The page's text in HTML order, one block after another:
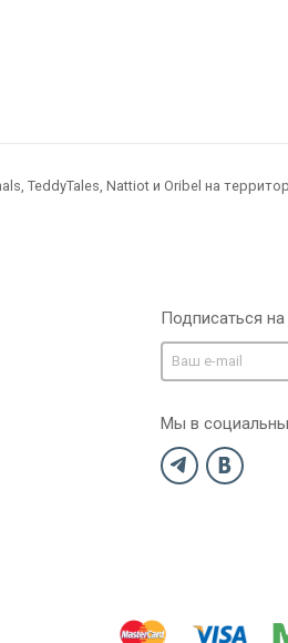
TeddyTales, Nattiot и Oribel на
Подписаться
Мы в